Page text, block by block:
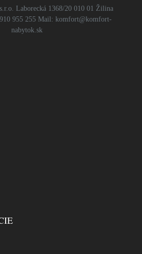
Laborecká 1368/20 010 01 Žilina
955 255 Mail: komfort@komfort-
nabytok.sk